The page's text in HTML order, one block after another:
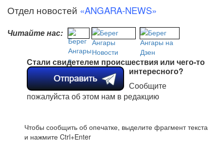
Отдел новостей «ANGARA-NEWS»
Читайте нас:
Стали свидетелем происшествия или чего-то
интересного?
Сообщите
пожалуйста об этом нам в редакцию
Чтобы сообщить об опечатке, выделите фрагмент текста
и нажмите Ctrl+Enter